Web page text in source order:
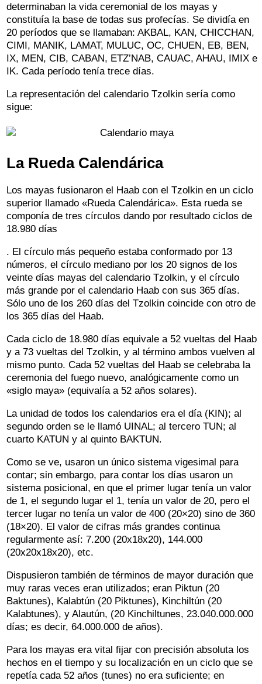
determinaban la vida ceremonial de los mayas y
constituía la base de todas sus profecías. Se dividía en
20 períodos que se llamaban: AKBAL, KAN, CHICCHAN,
CIMI, MANIK, LAMAT, MULUC, OC, CHUEN, EB, BEN,
IX, MEN, CIB, CABAN, ETZ’NAB, CAUAC, AHAU, IMIX e
IK. Cada período tenía trece días.
La representación del calendario Tzolkin sería como
sigue:
La Rueda Calendárica
Los mayas fusionaron el Haab con el Tzolkin en un ciclo
superior llamado «Rueda Calendárica». Esta rueda se
componía de tres círculos dando por resultado ciclos de
18.980 días
. El círculo más pequeño estaba conformado por 13
números, el círculo mediano por los 20 signos de los
veinte días mayas del calendario Tzolkin, y el círculo
más grande por el calendario Haab con sus 365 días.
Sólo uno de los 260 días del Tzolkin coincide con otro de
los 365 días del Haab.
Cada ciclo de 18.980 días equivale a 52 vueltas del Haab
y a 73 vueltas del Tzolkin, y al término ambos vuelven al
mismo punto. Cada 52 vueltas del Haab se celebraba la
ceremonia del fuego nuevo, analógicamente como un
«siglo maya» (equivalía a 52 años solares).
La unidad de todos los calendarios era el día (KIN); al
segundo orden se le llamó UINAL; al tercero TUN; al
cuarto KATUN y al quinto BAKTUN.
Como se ve, usaron un único sistema vigesimal para
contar; sin embargo, para contar los días usaron un
sistema posicional, en que el primer lugar tenía un valor
de 1, el segundo lugar el 1, tenía un valor de 20, pero el
tercer lugar no tenía un valor de 400 (20×20) sino de 360
(18×20). El valor de cifras más grandes continua
regularmente así: 7.200 (20x18x20), 144.000
(20x20x18x20), etc.
Dispusieron también de términos de mayor duración que
muy raras veces eran utilizados; eran Piktun (20
Baktunes), Kalabtún (20 Piktunes), Kinchiltún (20
Kalabtunes), y Alautún, (20 Kinchiltunes, 23.040.000.000
días; es decir, 64.000.000 de años).
Para los mayas era vital fijar con precisión absoluta los
hechos en el tiempo y su localización en un ciclo que se
repetía cada 52 años (tunes) no era suficiente; en